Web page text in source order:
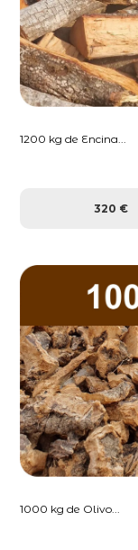
1200 kg de Encina...
320 €
1000 kg de Olivo...